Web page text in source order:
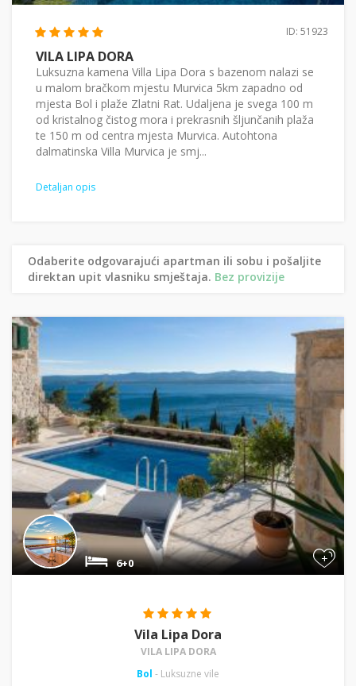
ID: 51923
VILA LIPA DORA
Luksuzna kamena Villa Lipa Dora s bazenom nalazi se
u malom bračkom mjestu Murvica 5km zapadno od
mjesta Bol i plaže Zlatni Rat. Udaljena je svega 100 m
od kristalnog čistog mora i prekrasnih šljunčanih plaža
te 150 m od centra mjesta Murvica. Autohtona
dalmatinska Villa Murvica je smj...
Detaljan opis
Odaberite odgovarajući apartman ili sobu i pošaljite
direktan upit vlasniku smještaja. Bez provizije
+
6+0
Vila Lipa Dora
VILA LIPA DORA
Bol - Luksuzne vile